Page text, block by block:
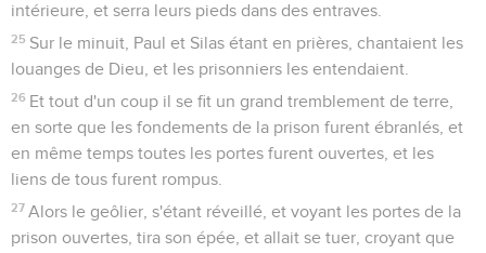
intérieure, et serra leurs pieds dans des entraves.
25 Sur le minuit, Paul et Silas étant en prières, chantaient les
louanges de Dieu, et les prisonniers les entendaient.
26 Et tout d'un coup il se fit un grand tremblement de terre,
en sorte que les fondements de la prison furent ébranlés, et
en même temps toutes les portes furent ouvertes, et les
liens de tous furent rompus.
27 Alors le geôlier, s'étant réveillé, et voyant les portes de la
prison ouvertes, tira son épée, et allait se tuer, croyant que